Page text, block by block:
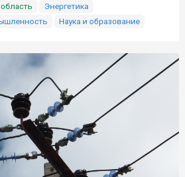
Энергетика
Наука и образование